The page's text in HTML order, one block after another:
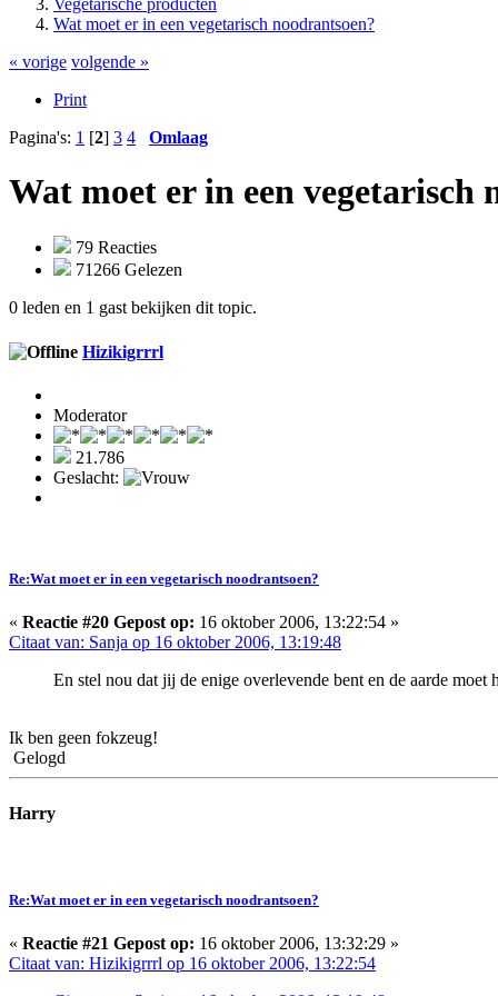
Wat moet er in een vegetarisch noodrantsoen?
« vorige volgende »
Print
Pagina's: 1 [2] 3 4 Omlaag
Wat moet er in een vegetarisch
79 Reacties
71266 Gelezen
0 leden en 1 gast bekijken dit topic.
Hizikigrrrl
Moderator
21.786
Geslacht:
Re:Wat moet er in een vegetarisch noodrantsoen?
« Reactie #20 Gepost op: 16 oktober 2006, 13:22:54 »
Citaat van: Sanja op 16 oktober 2006, 13:19:48
En stel nou dat jij de enige overlevende bent en de aarde moet
Ik ben geen fokzeug!
Gelogd
Harry
Re:Wat moet er in een vegetarisch noodrantsoen?
« Reactie #21 Gepost op: 16 oktober 2006, 13:32:29 »
Citaat van: Hizikigrrrl op 16 oktober 2006, 13:22:54